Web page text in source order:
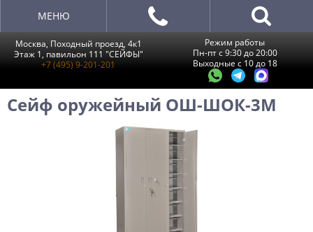
Москва, Походный проезд, 4к1
Этаж 1, павильон 111 "СЕЙФЫ"
+7 (495) 9-201-201
Режим работы
Пн-пт с 9:30 до 20:00
Выходные с 10 до 18
МЕНЮ
Сейф оружейный ОШ-ШОК-3М